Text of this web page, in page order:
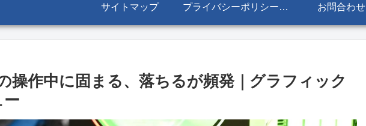
サイトマップ プライバシーポリシー・免責事項 お問合わせ
操作中に固まる、落ちるが頻発｜グラフィック